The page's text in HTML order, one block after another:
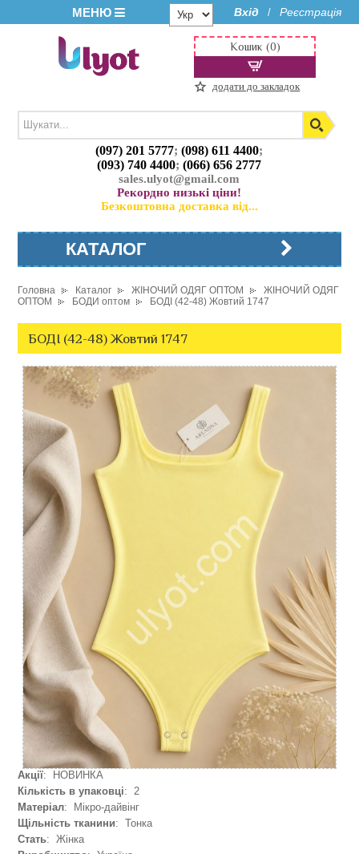
МЕНЮ Вхід / Реєстрація
(097) 201 5777;(098) 611 4400;
(093) 740 4400;(066) 656 2777
sales.ulyot@gmail.com
Рекордно низькі ціни!
Безкоштовна доставка від...
Кошик (0)
додати до закладок
КАТАЛОГ
Головна Каталог ЖІНОЧИЙ ОДЯГ ОПТОМ
ЖІНОЧИЙ ОДЯГ
ОПТОМ
БОДИ оптом БОДІ (42-48) Жовтий 1747
БОДІ (42-48) Жовтий 1747
Акції: НОВИНКА
Кількість в упаковці: 2
Матеріал: Мікро-дайвінг
Щільність тканини: Тонка
Стать: Жінка